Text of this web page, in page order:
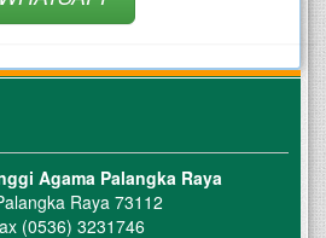
Agama Palangka Raya
Raya 73112
(0536) 3231746